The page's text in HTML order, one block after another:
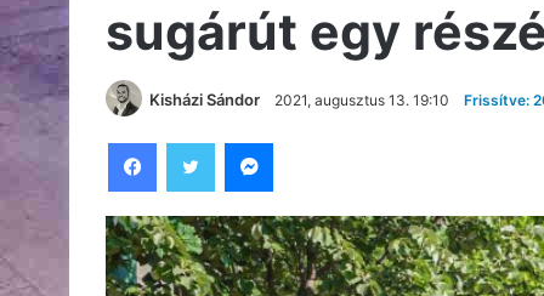
sugárút egy
Kisházi Sándor 2021, augusztus 13. 19:10 Frissítve: